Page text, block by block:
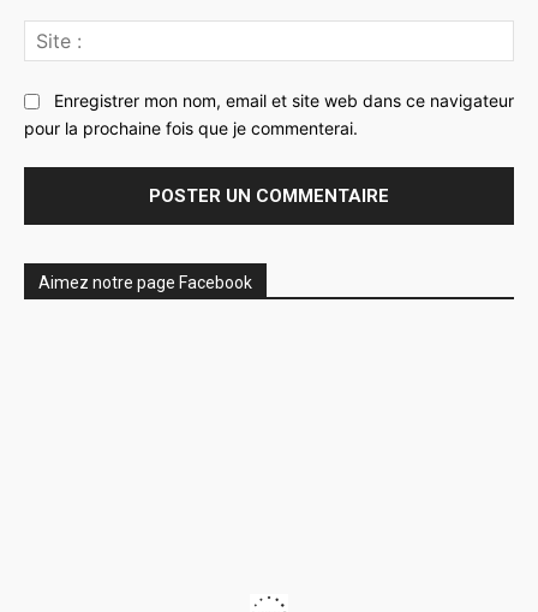
:
Enregistrer mon nom, email et site web dans ce navigateur
pour la prochaine fois que je commenterai.
Aimez notre page Facebook